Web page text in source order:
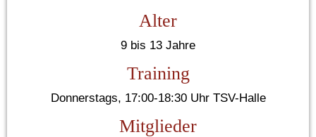
Alter
9 bis 13 Jahre
Training
Donnerstags, 17:00-18:30 Uhr TSV-Halle
Mitglieder